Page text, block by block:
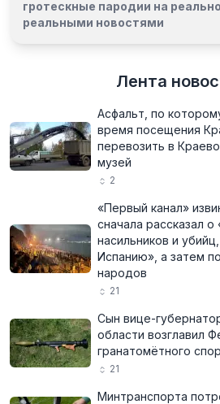
гротескные пародии на
реальными новостями
Лента
Асфальт, по
время посещения
перевозить в
музей
2
«Первый канал»
сначала рассказал о
насильников и
Испанию», а затем
народов
21
Сын вице-
области возглавил
гранатомётного
21
Минтранспорта